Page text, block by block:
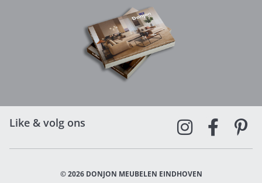
Like & volg ons
© 2026 DONJON MEUBELEN EINDHOVEN